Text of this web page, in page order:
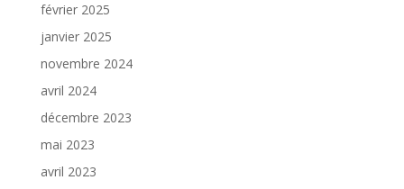
février 2025
janvier 2025
novembre 2024
avril 2024
décembre 2023
mai 2023
avril 2023